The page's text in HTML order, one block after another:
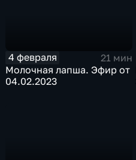
4 февраля
21 мин
Молочная лапша. Эфир от
04.02.2023